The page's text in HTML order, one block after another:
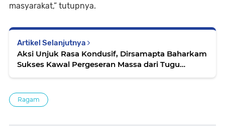
masyarakat,” tutupnya.
Artikel Selanjutnya
Aksi Unjuk Rasa Kondusif, Dirsamapta Baharkam
Sukses Kawal Pergeseran Massa dari Tugu
Ragam